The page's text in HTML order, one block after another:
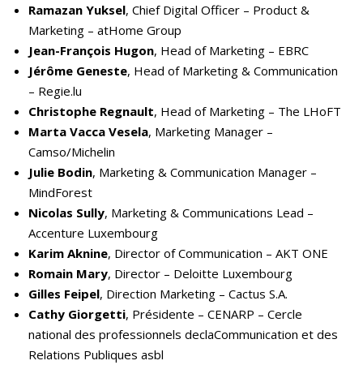
Ramazan Yuksel, Chief Digital Officer – Product &
Marketing – atHome Group
Jean-François Hugon, Head of Marketing – EBRC
Jérôme Geneste, Head of Marketing & Communication
– Regie.lu
Christophe Regnault, Head of Marketing – The LHoFT
Marta Vacca Vesela, Marketing Manager –
Camso/Michelin
Julie Bodin, Marketing & Communication Manager –
MindForest
Nicolas Sully, Marketing & Communications Lead –
Accenture Luxembourg
Karim Aknine, Director of Communication – AKT ONE
Romain Mary, Director – Deloitte Luxembourg
Gilles Feipel, Direction Marketing – Cactus S.A.
Cathy Giorgetti, Présidente – CENARP – Cercle
national des professionnels declaCommunication et des
Relations Publiques asbl